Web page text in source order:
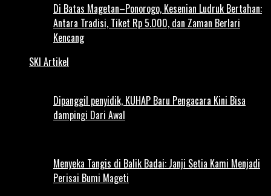
Di Batas Magetan–Ponorogo, Kesenian Ludruk Bertahan:
Antara Tradisi, Tiket Rp 5.000, dan Zaman Berlari
Kencang
SKI Artikel
Dipanggil penyidik, KUHAP Baru Pengacara Kini Bisa
dampingi Dari Awal
Menyeka Tangis di Balik Badai: Janji Setia Kami Menjadi
Perisai Bumi Mageti